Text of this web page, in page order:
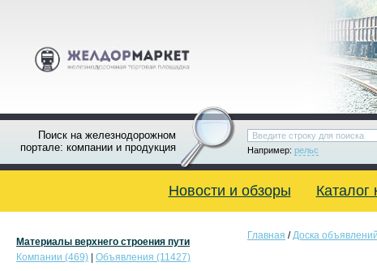
Поиск на железнодорожном
портале: компании и продукция
Например: рельс
Новости и обзоры Каталог
Главная /Доска объявлений
Материалы верхнего строения пути
Компании (469)
Объявления (11427)